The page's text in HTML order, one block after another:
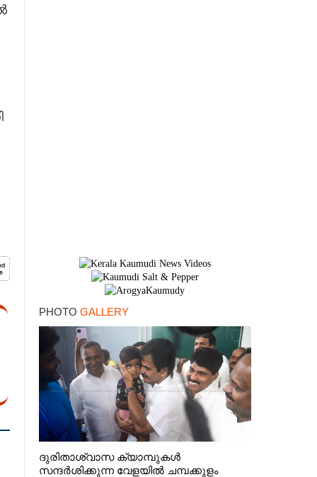
PHOTO GALLERY
ദുരിതാശ്വാസ ക്യാമ്പുകൾ
സന്ദർശിക്കുന്ന വേളയിൽ ചമ്പക്കുളം